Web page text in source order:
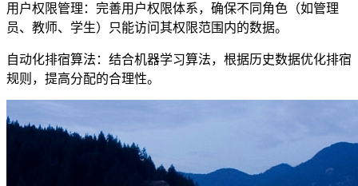
用户权限管理：完善用户权限体系，确保不同角色（如管理
员、教师、学生）只能访问其权限范围内的数据。
自动化排宿算法：结合机器学习算法，根据历史数据优化排宿
规则，提高分配的合理性。